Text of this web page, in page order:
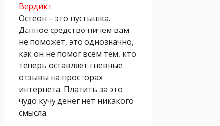
Вердикт
Остеон – это пустышка.
Данное средство ничем вам
не поможет, это однозначно,
как он не помог всем тем, кто
теперь оставляет гневные
отзывы на просторах
интернета. Платить за это
чудо кучу денег нет никакого
смысла.